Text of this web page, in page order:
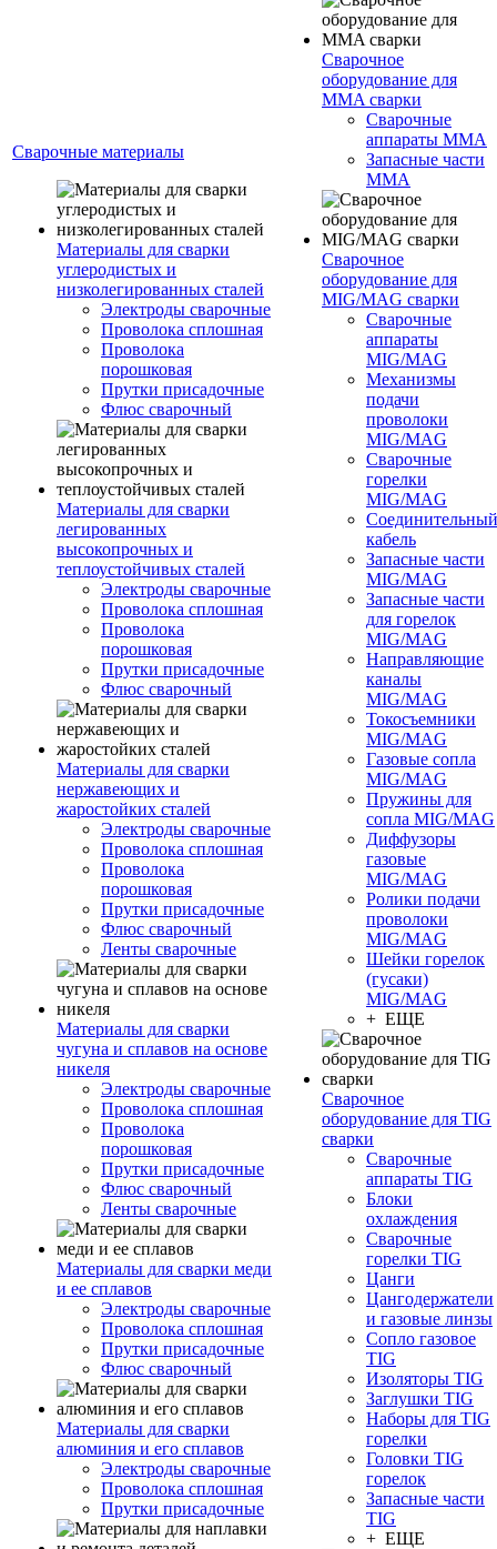
Сварочные материалы
Материалы для сварки
углеродистых и
низколегированных сталей
Электроды сварочные
Проволока сплошная
Проволока
порошковая
Прутки присадочные
Флюс сварочный
Материалы для сварки
легированных
высокопрочных и
теплоустойчивых сталей
Электроды сварочные
Проволока сплошная
Проволока
порошковая
Прутки присадочные
Флюс сварочный
Материалы для сварки
нержавеющих и
жаростойких сталей
Электроды сварочные
Проволока сплошная
Проволока
порошковая
Прутки присадочные
Флюс сварочный
Ленты сварочные
Материалы для сварки
чугуна и сплавов на основе
никеля
Электроды сварочные
Проволока сплошная
Проволока
порошковая
Прутки присадочные
Флюс сварочный
Ленты сварочные
Материалы для сварки меди
и ее сплавов
Электроды сварочные
Проволока сплошная
Прутки присадочные
Флюс сварочный
Материалы для сварки
алюминия и его сплавов
Электроды сварочные
Проволока сплошная
Прутки присадочные
Сварочное
оборудование для
MMA сварки
Сварочные
аппараты MMA
Запасные части
MMA
Сварочное
оборудование для
MIG/MAG сварки
Сварочные
аппараты
MIG/MAG
Механизмы
подачи
проволоки
MIG/MAG
Сварочные
горелки
MIG/MAG
Соединительный
кабель
Запасные части
MIG/MAG
Запасные части
для горелок
MIG/MAG
Направляющие
каналы
MIG/MAG
Токосъемники
MIG/MAG
Газовые сопла
MIG/MAG
Пружины для
сопла MIG/MAG
Диффузоры
газовые
MIG/MAG
Ролики подачи
проволоки
MIG/MAG
Шейки горелок
(гусаки)
MIG/MAG
+ ЕЩЕ
Сварочное
оборудование для TIG
сварки
Сварочные
аппараты TIG
Блоки
охлаждения
Сварочные
горелки TIG
Цанги
Цангодержатели
и газовые линзы
Сопло газовое
TIG
Изоляторы TIG
Заглушки TIG
Наборы для TIG
горелки
Головки TIG
горелок
Запасные части
TIG
+ ЕЩЕ